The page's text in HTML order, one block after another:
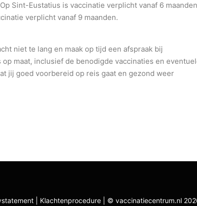
Sint-Eustatius is vaccinatie verplicht vanaf 6
verplicht vanaf 9 maanden.
niet te lang en maak op tijd een afspraak bij
maat, inclusief de benodigde vaccinaties en
jij goed voorbereid op reis gaat en gezond weer
Klachtenprocedure © vaccinatiecentrum.nl